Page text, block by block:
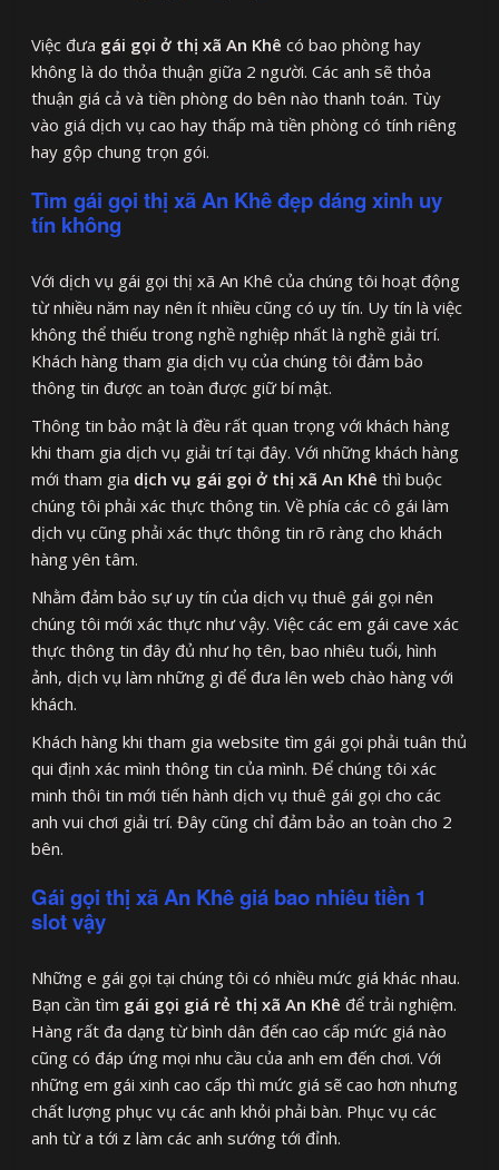
Việc đưa gái gọi ở thị xã An Khê có bao phòng hay
không là do thỏa thuận giữa 2 người. Các anh sẽ thỏa
thuận giá cả và tiền phòng do bên nào thanh toán. Tùy
vào giá dịch vụ cao hay thấp mà tiền phòng có tính riêng
hay gộp chung trọn gói.
Tìm gái gọi thị xã An Khê đẹp dáng xinh uy
tín không
Với dịch vụ gái gọi thị xã An Khê của chúng tôi hoạt động
từ nhiều năm nay nên ít nhiều cũng có uy tín. Uy tín là việc
không thể thiếu trong nghề nghiệp nhất là nghề giải trí.
Khách hàng tham gia dịch vụ của chúng tôi đảm bảo
thông tin được an toàn được giữ bí mật.
Thông tin bảo mật là đều rất quan trọng với khách hàng
khi tham gia dịch vụ giải trí tại đây. Với những khách hàng
mới tham gia dịch vụ gái gọi ở thị xã An Khê thì buộc
chúng tôi phải xác thực thông tin. Về phía các cô gái làm
dịch vụ cũng phải xác thực thông tin rõ ràng cho khách
hàng yên tâm.
Nhằm đảm bảo sự uy tín của dịch vụ thuê gái gọi nên
chúng tôi mới xác thực như vậy. Việc các em gái cave xác
thực thông tin đây đủ như họ tên, bao nhiêu tuổi, hình
ảnh, dịch vụ làm những gì để đưa lên web chào hàng với
khách.
Khách hàng khi tham gia website tìm gái gọi phải tuân thủ
qui định xác mình thông tin của mình. Để chúng tôi xác
minh thôi tin mới tiến hành dịch vụ thuê gái gọi cho các
anh vui chơi giải trí. Đây cũng chỉ đảm bảo an toàn cho 2
bên.
Gái gọi thị xã An Khê giá bao nhiêu tiền 1
slot vậy
Những e gái gọi tại chúng tôi có nhiều mức giá khác nhau.
Bạn cần tìm gái gọi giá rẻ thị xã An Khê để trải nghiệm.
Hàng rất đa dạng từ bình dân đến cao cấp mức giá nào
cũng có đáp ứng mọi nhu cầu của anh em đến chơi. Với
những em gái xinh cao cấp thì mức giá sẽ cao hơn nhưng
chất lượng phục vụ các anh khỏi phải bàn. Phục vụ các
anh từ a tới z làm các anh sướng tới đỉnh.